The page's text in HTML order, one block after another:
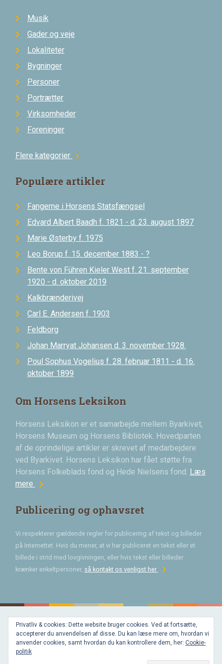
Musik
Gader og veje
Lokaliteter
Bygninger
Personer
Portrætter
Virksomheder
Foreninger
Flere kategorier chevron_right
Populære artikler
Fangerne i Horsens Statsfængsel
Edvard Albert Baadh f. 1821 - d. 23. august 1897
Marie Østerby f. 1975
Leo Borup f. 15. december 1883 - ?
Bente von Führen Kieler West f. 21. september
1920 - d. oktober 2019
Kalkbrænderivej
Carl E. Andersen f. 1903
Feldborg
Johan Marryat Johansen d. 3. november 1928.
Poul Sophus Vogelius f. 28. februar 1811 - d. 16.
oktober 1899
Om Horsens Leksikon
Horsens Leksikon er et samarbejde mellem Byarkivet,
Horsens Museum og Horsens Bibliotek. Hovedparten
af de oprindelige artikler er skrevet af medarbejdere
ved Byarkivet. Horsens Leksikon har fået støtte fra
Horsens Folkeblads fond og Hede Nielsens fond. Læs
mere chevron_right
Publicering og ophavsret
Vi respekterer gældende regler for publicering af tekst og billeder
på Internettet. Hvis du mener, at vi har publiceret en tekst eller et
billede i strid med lovgivningen, eller hvis tekst eller billeder
krænker enkeltpersoner, så kontakt os venligst herchevron_right
Bygget med
WordPressog
favoriteaf
Privatliv & cookies: Dette website bruger cookies. Ved at fortsætte,
accepterer du anvendelsen af disse. Du kan læse mere om, hvordan vi
anvender cookies, samt hvordan du kan kontrollere dem, her: Cookie-
politik